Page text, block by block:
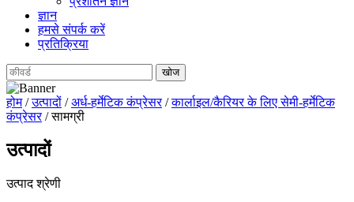
ज्ञान
हमसे संपर्क करें
प्रतिक्रिया
होम/उत्पादों /अर्ध-हर्मेटिक कंप्रेसर/कार्लाइल/कैरियर के लिए सेमी-हर्मेटिक
कंप्रेसर/ सामग्री
उत्पादों
उत्पाद श्रेणी